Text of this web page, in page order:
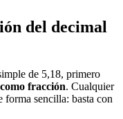
del decimal
de 5,18, primero
fracción. Cualquier
forma sencilla: basta con